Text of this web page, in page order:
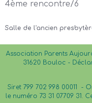
4ème rencontre/6
Salle de l'ancien
Association Parents
31620 Bouloc -
Siret 799 702 998 00011 -
le numéro 73 31 07709 31.